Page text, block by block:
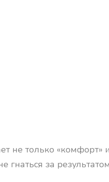
не только «комфорт»
гнаться за